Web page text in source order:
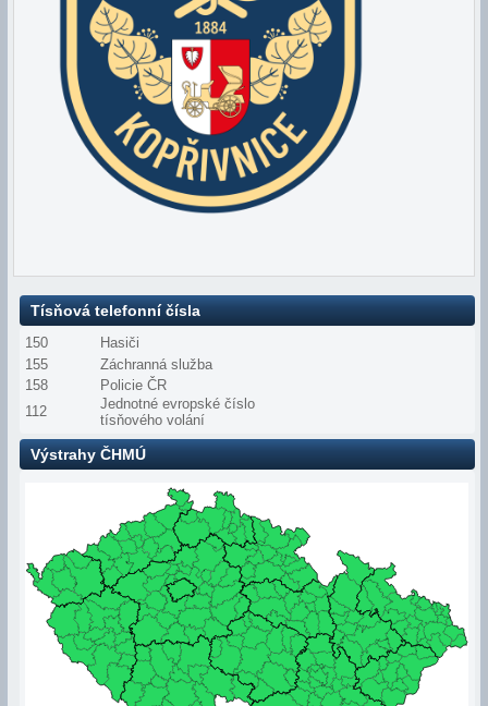
Tísňová telefonní čísla
150
Hasiči
155
Záchranná služba
158
Policie ČR
112
Jednotné evropské číslo
tísňového volání
Výstrahy ČHMÚ